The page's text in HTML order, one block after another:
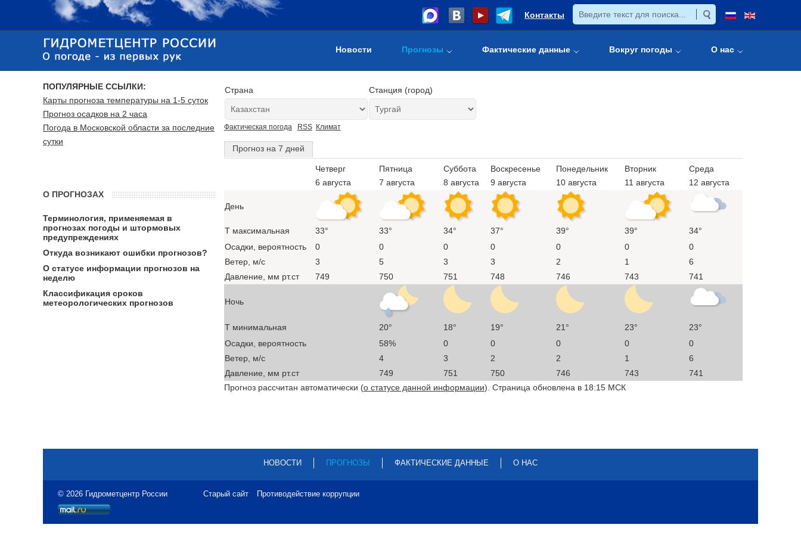
Контакты
Новости Прогнозы Фактические данные Вокруг погоды О нас
Страна Станция (город)
Фактическая погода RSS Климат
Прогноз на 7 дней
Четверг
6 августа
Пятница
7 августа
Суббота
8 августа
Воскресенье
9 августа
Понедельник
10 августа
Вторник
11 августа
Среда
12 августа
День
T максимальная 33° 33° 34° 37° 39° 39°
34°
Осадки, вероятность
0 0 0 0 0 0
0
Ветер, м/с
3 5 3 3 2 1
6
Давление, мм рт.ст
749 750 751 748 746 743 741
Ночь
T минимальная 20° 18° 19° 21° 23°
23°
Осадки, вероятность
58% 0 0 0 0
0
Ветер, м/с
4 3 2 2 1
6
Давление, мм рт.ст
749 751 750 746 743
741
Прогноз рассчитан автоматически (о статусе данной информации). Страница обновлена в 18:15 МСК
ПОПУЛЯРНЫЕ ССЫЛКИ:
Карты прогноза температуры на 1-5 суток
Прогноз осадков на 2 часа
Погода в Московской области за последние
сутки
О ПРОГНОЗАХ
Терминология, применяемая в
прогнозах погоды и штормовых
предупреждениях
Откуда возникают ошибки прогнозов?
О статусе информации прогнозов на
неделю
Классификация сроков
метеорологических прогнозов
НОВОСТИ ПРОГНОЗЫ ФАКТИЧЕСКИЕ ДАННЫЕ О НАС
© 2026 Гидрометцентр России Старый сайт Противодействие коррупции